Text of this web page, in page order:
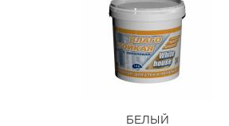
БЕЛЫЙ